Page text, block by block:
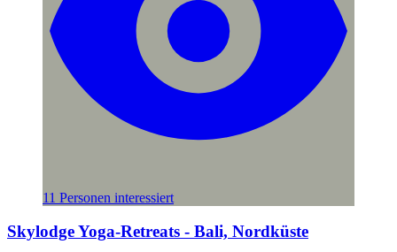
11 Personen interessiert
Skylodge Yoga-Retreats - Bali, Nordküste